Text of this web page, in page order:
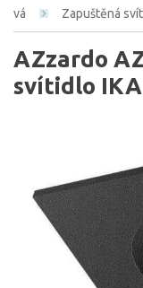
Zapuštěná
AZzardo
svítidlo IKA